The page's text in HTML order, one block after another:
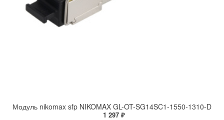
Модуль nikomax sfp NIKOMAX GL-OT-SG14SC1-1550-1310-D
1 297 ₽